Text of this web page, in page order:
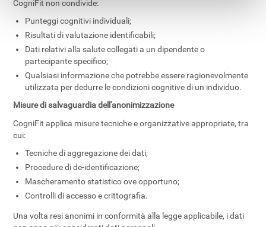
CogniFit non condivide:
Punteggi cognitivi individuali;
Risultati di valutazione identificabili;
Dati relativi alla salute collegati a un dipendente o
partecipante specifico;
Qualsiasi informazione che potrebbe essere ragionevolmente
utilizzata per dedurre le condizioni cognitive di un individuo.
Misure di salvaguardia dell'anonimizzazione
CogniFit applica misure tecniche e organizzative appropriate, tra
cui:
Tecniche di aggregazione dei dati;
Procedure di de-identificazione;
Mascheramento statistico ove opportuno;
Controlli di accesso e crittografia.
Una volta resi anonimi in conformità alla legge applicabile, i dati